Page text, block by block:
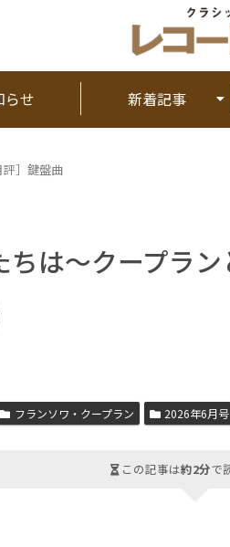
らせ 新着記事
評］鍵盤曲
ちは～クープラ
フランソワ・クープラン 2026年6月号
この記事は約2分で